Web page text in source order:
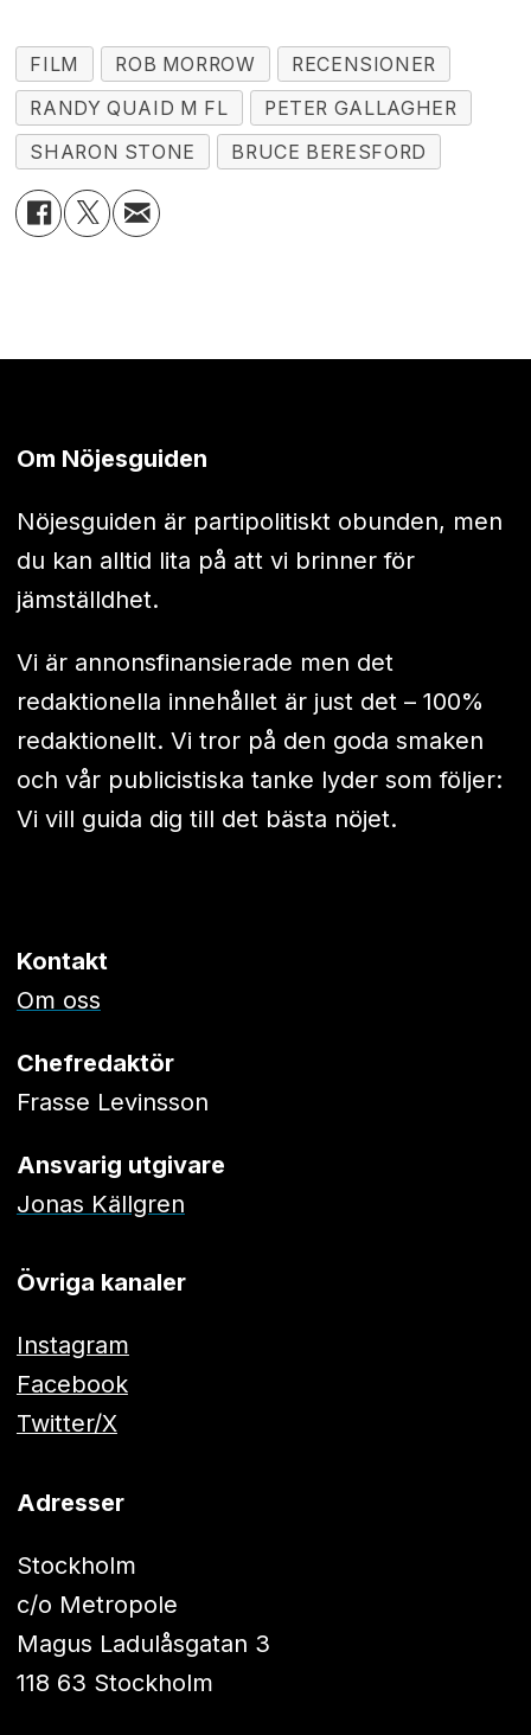
FILM ROB MORROW
RECENSIONER
RANDY QUAID M FL
PETER GALLAGHER
SHARON STONE
BRUCE BERESFORD
Om Nöjesguiden
Nöjesguiden är partipolitiskt obunden, men
du kan alltid lita på att vi brinner för
jämställdhet.
Vi är annonsfinansierade men det
redaktionella innehållet är just det – 100%
redaktionellt. Vi tror på den goda smaken
och vår publicistiska tanke lyder som följer:
Vi vill guida dig till det bästa nöjet.
Kontakt
Om oss
Chefredaktör
Frasse Levinsson
Ansvarig utgivare
Jonas Källgren
Övriga kanaler
Instagram
Facebook
Twitter/X
Adresser
Stockholm
c/o Metropole
Magus Ladulåsgatan 3
118 63 Stockholm